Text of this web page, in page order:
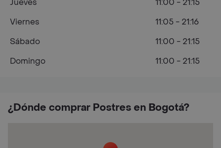
¿Dónde comprar Postres en Bogotá?
Jueves
11:00 - 21:15
Viernes
11:05 - 21:16
Sábado
11:00 - 21:15
Domingo
11:00 - 21:15